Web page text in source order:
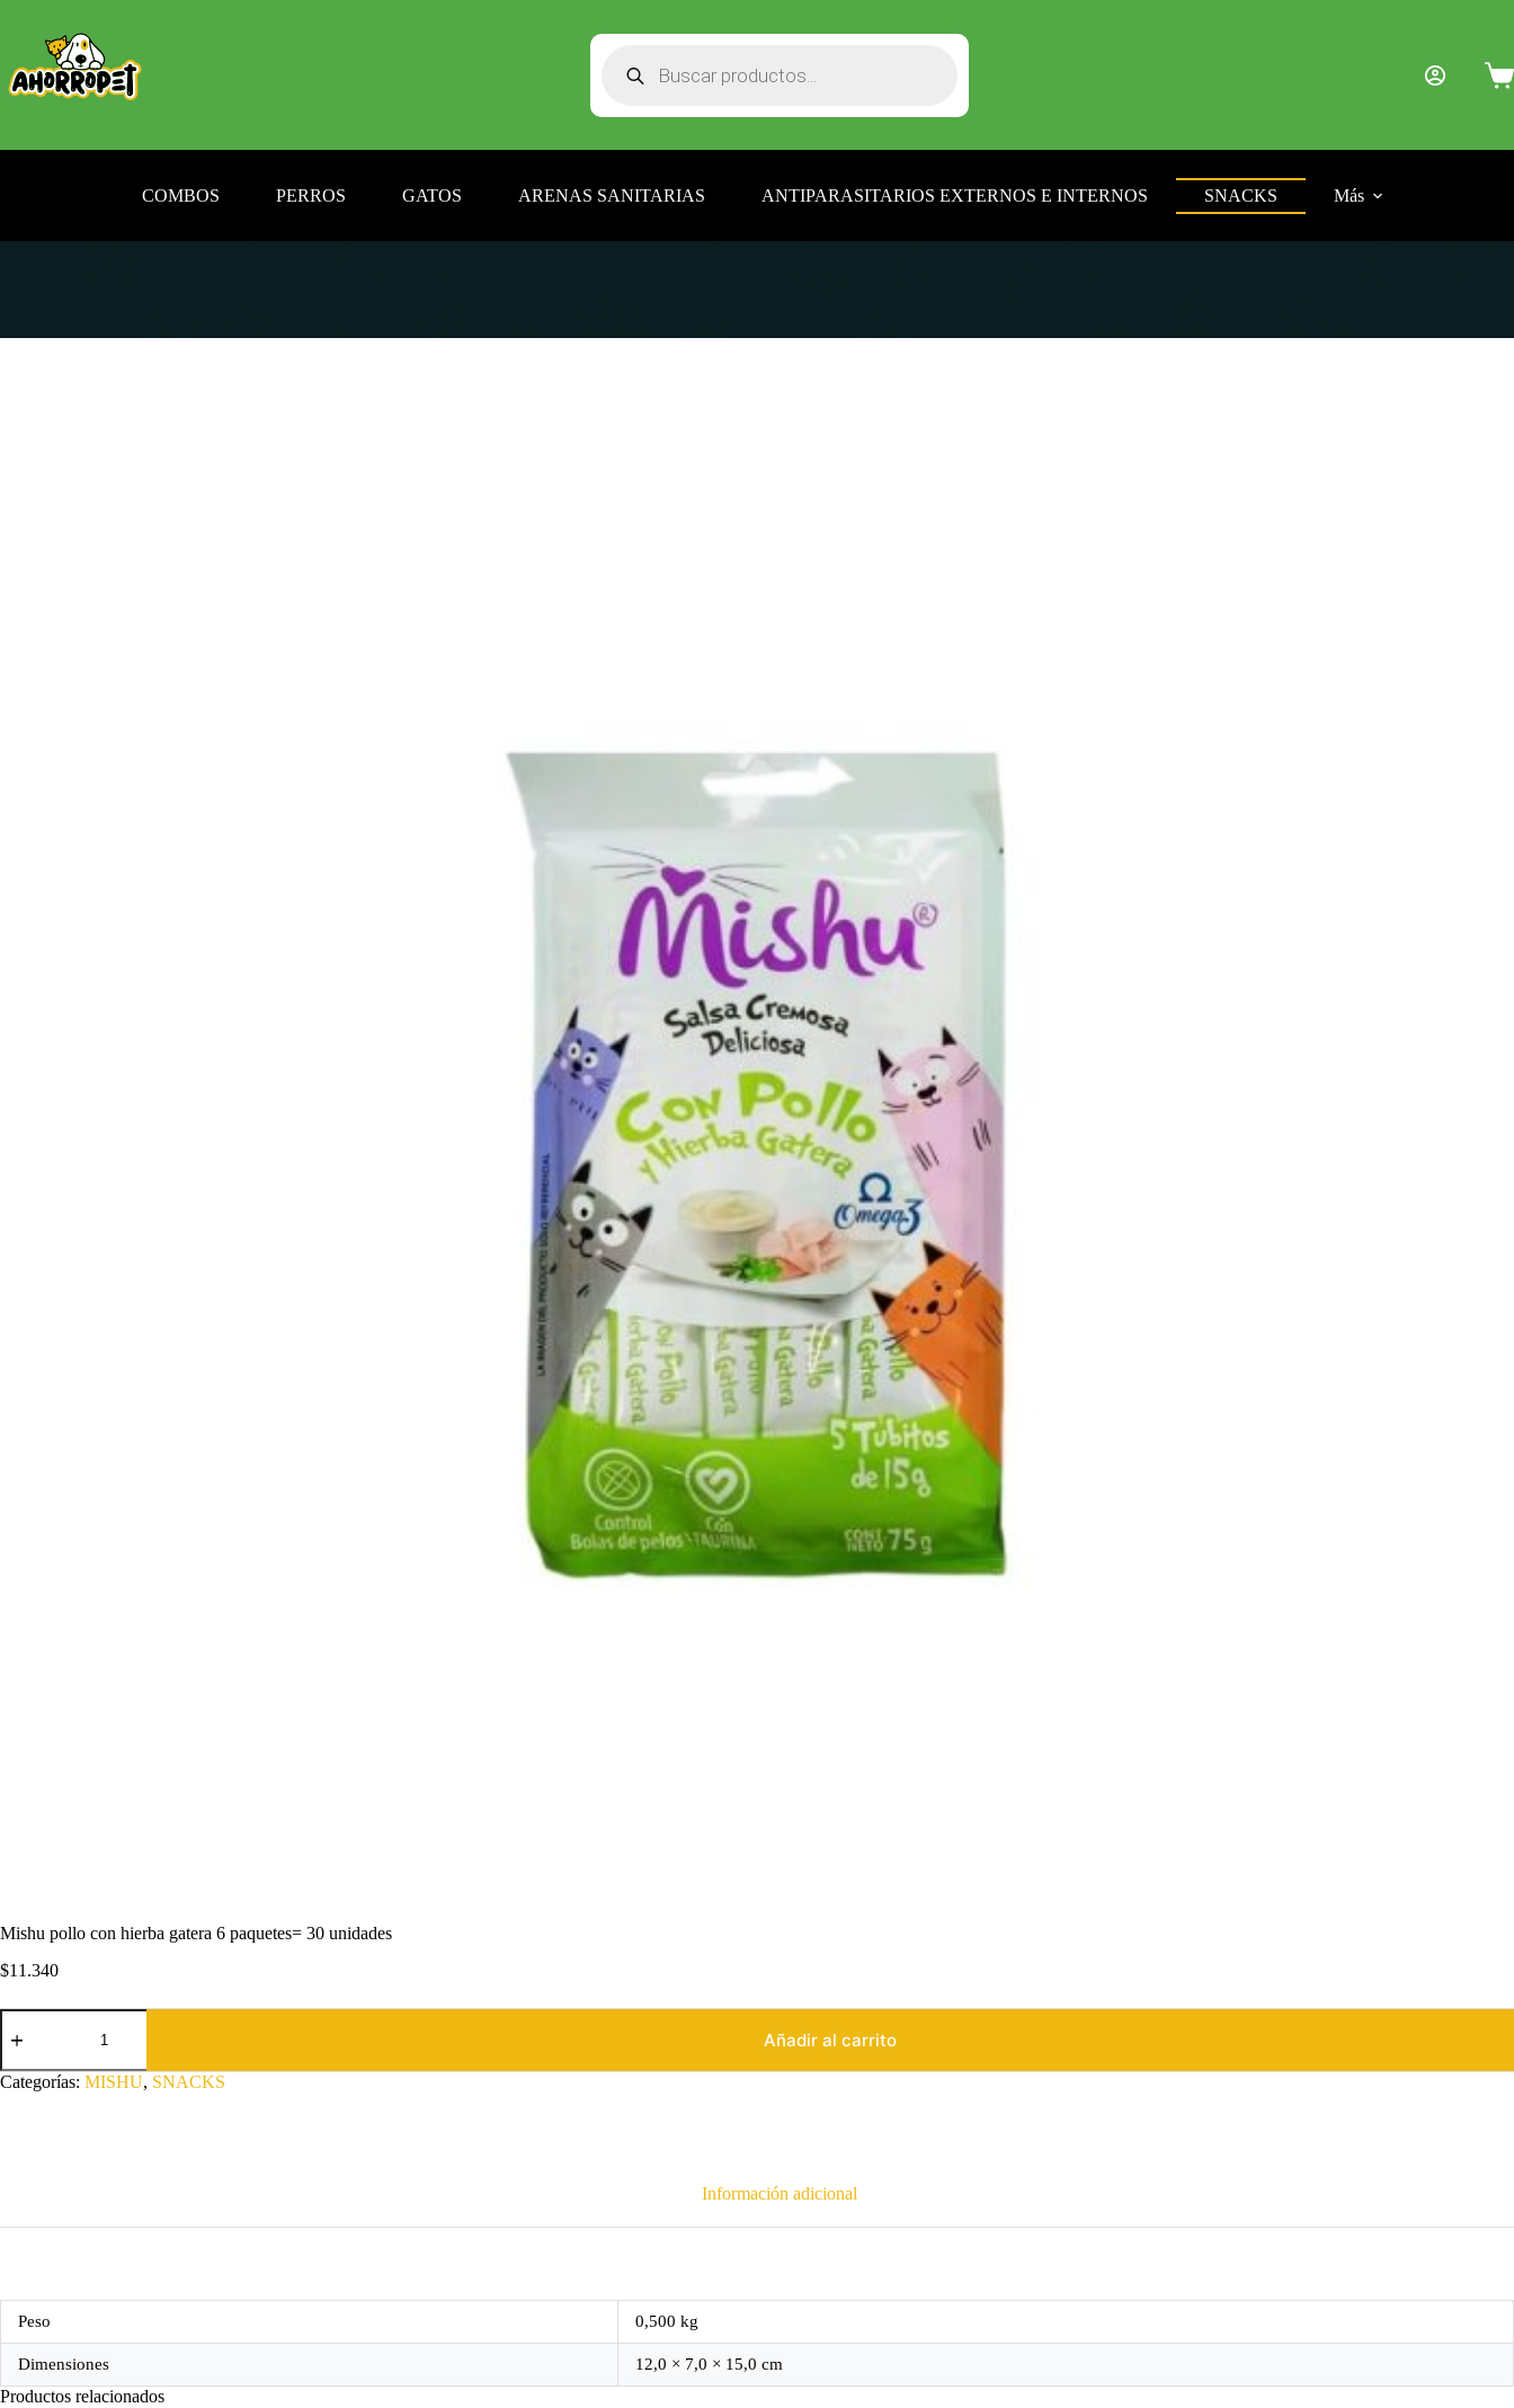
contenido
productos
COMBOS PERROS GATOS ARENAS SANITARIAS ANTIPARASITARIOS EXTERNOS E INTERNOS SNACKS Más
Mishu pollo con hierba gatera 6 paquetes= 30 unidades
$11.340
Mishu
pollo
hierba
gatera
Añadir al carrito
Categorías: MISHU, SNACKS
Información adicional
Peso 0,500 kg
Dimensiones 12,0 × 7,0 × 15,0 cm
Productos relacionados